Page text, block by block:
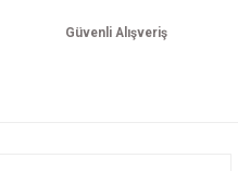
Güvenli Alışveriş